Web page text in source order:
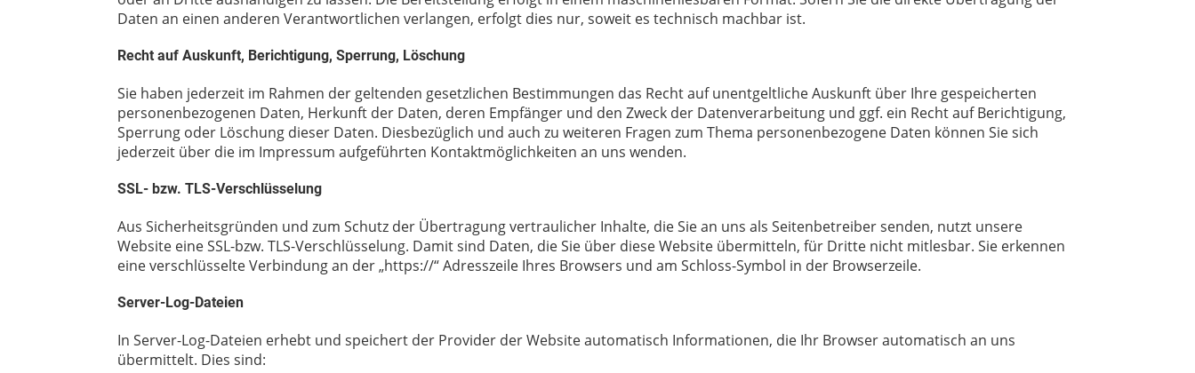
Daten an einen anderen Verantwortlichen verlangen, erfolgt dies nur, soweit es technisch machbar ist.
Recht auf Auskunft, Berichtigung, Sperrung, Löschung
Sie haben jederzeit im Rahmen der geltenden gesetzlichen Bestimmungen das Recht auf unentgeltliche Auskunft über Ihre gespeicherten
personenbezogenen Daten, Herkunft der Daten, deren Empfänger und den Zweck der Datenverarbeitung und ggf. ein Recht auf Berichtigung,
Sperrung oder Löschung dieser Daten. Diesbezüglich und auch zu weiteren Fragen zum Thema personenbezogene Daten können Sie sich
jederzeit über die im Impressum aufgeführten Kontaktmöglichkeiten an uns wenden.
SSL- bzw. TLS-Verschlüsselung
Aus Sicherheitsgründen und zum Schutz der Übertragung vertraulicher Inhalte, die Sie an uns als Seitenbetreiber senden, nutzt unsere
Website eine SSL-bzw. TLS-Verschlüsselung. Damit sind Daten, die Sie über diese Website übermitteln, für Dritte nicht mitlesbar. Sie erkennen
eine verschlüsselte Verbindung an der „https://“ Adresszeile Ihres Browsers und am Schloss-Symbol in der Browserzeile.
Server-Log-Dateien
In Server-Log-Dateien erhebt und speichert der Provider der Website automatisch Informationen, die Ihr Browser automatisch an uns
übermittelt. Dies sind: